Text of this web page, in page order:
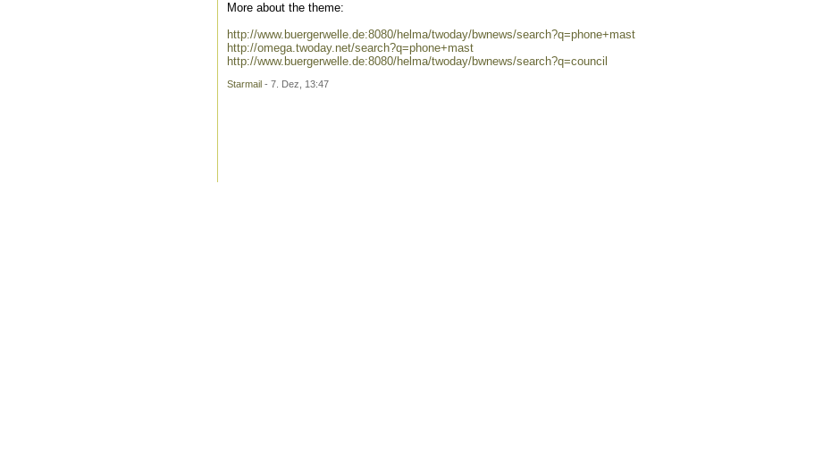
More about the theme:
http://www.buergerwelle.de:8080/helma/twoday/bwnews/search?q=phone+mast
http://omega.twoday.net/search?q=phone+mast
http://www.buergerwelle.de:8080/helma/twoday/bwnews/search?q=council
Starmail - 7. Dez, 13:47